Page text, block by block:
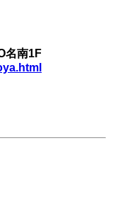
名南1F